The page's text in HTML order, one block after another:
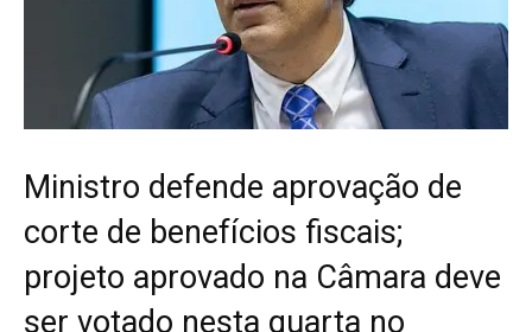
Ministro defende aprovação de
corte de benefícios fiscais;
projeto aprovado na Câmara deve
ser votado nesta quarta no